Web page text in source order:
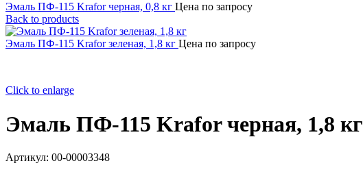
Эмаль ПФ-115 Krafor черная, 0,8 кг Цена по запросу
Back to products
Эмаль ПФ-115 Krafor зеленая, 1,8 кг Цена по запросу
Click to enlarge
Эмаль ПФ-115 Krafor черная, 1,8 кг
Артикул: 00-00003348